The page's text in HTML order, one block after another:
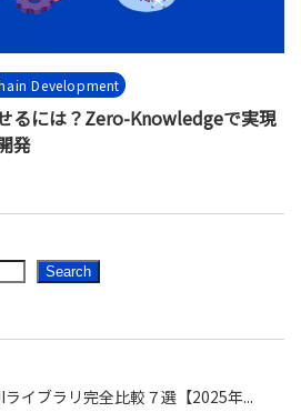
Development
るには？Zero-Knowledgeで実現
発
Search
ライブラリ完全比較７選【2025年...